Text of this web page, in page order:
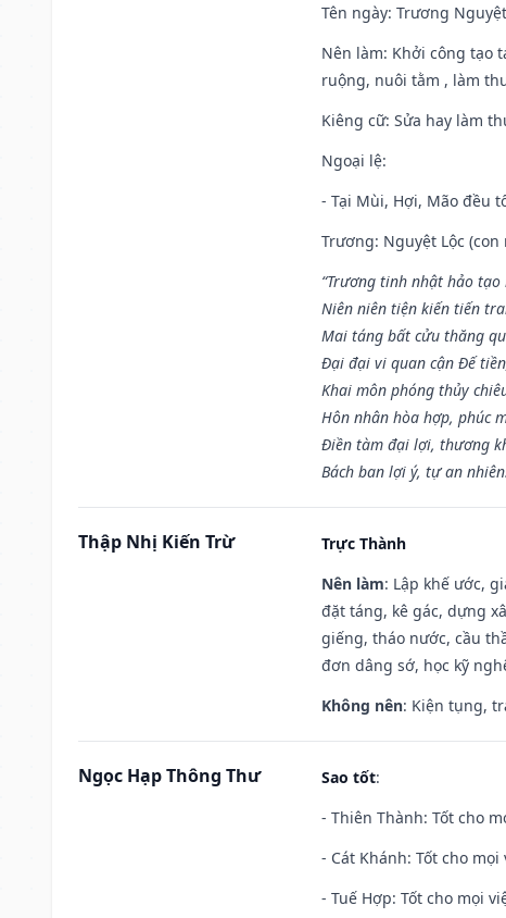
Tên ngày: Trương
Nên làm: Khởi công tạo
ruộng, nuôi tằm , làm
Kiêng cữ: Sửa hay làm
Ngoại lệ:
- Tại Mùi, Hợi, Mão đều
Trương: Nguyệt Lộc
“Trương tinh nhật hảo tạo
Niên niên tiện kiến tiến
Mai táng bất cửu thăng
Đại đại vi quan cận Đế
Khai môn phóng thủy
Hôn nhân hòa hợp, phúc
Điền tàm đại lợi, thương
Bách ban lợi ý, tự an
Thập Nhị Kiến Trừ
Trực Thành
Nên làm: Lập khế ước,
đặt táng, kê gác, dựng
giếng, tháo nước, cầu
đơn dâng sớ, học kỹ
Không nên: Kiện tụng,
Ngọc Hạp Thông Thư Sao tốt:
- Thiên Thành: Tốt cho
- Cát Khánh: Tốt cho mọi
- Tuế Hợp: Tốt cho mọi